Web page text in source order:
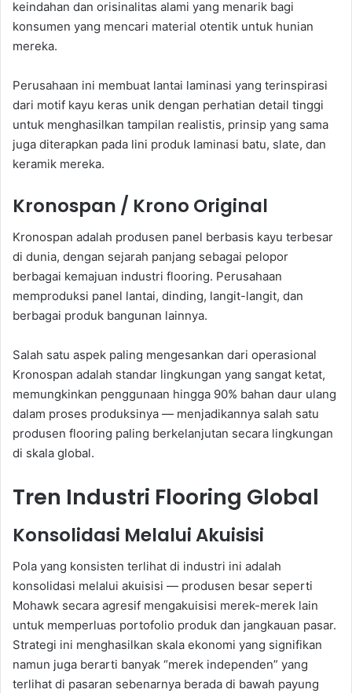
keindahan dan orisinalitas alami yang menarik bagi
konsumen yang mencari material otentik untuk hunian
mereka.
Perusahaan ini membuat lantai laminasi yang terinspirasi
dari motif kayu keras unik dengan perhatian detail tinggi
untuk menghasilkan tampilan realistis, prinsip yang sama
juga diterapkan pada lini produk laminasi batu, slate, dan
keramik mereka.
Kronospan / Krono Original
Kronospan adalah produsen panel berbasis kayu terbesar
di dunia, dengan sejarah panjang sebagai pelopor
berbagai kemajuan industri flooring. Perusahaan
memproduksi panel lantai, dinding, langit-langit, dan
berbagai produk bangunan lainnya.
Salah satu aspek paling mengesankan dari operasional
Kronospan adalah standar lingkungan yang sangat ketat,
memungkinkan penggunaan hingga 90% bahan daur ulang
dalam proses produksinya — menjadikannya salah satu
produsen flooring paling berkelanjutan secara lingkungan
di skala global.
Tren Industri Flooring Global
Konsolidasi Melalui Akuisisi
Pola yang konsisten terlihat di industri ini adalah
konsolidasi melalui akuisisi — produsen besar seperti
Mohawk secara agresif mengakuisisi merek-merek lain
untuk memperluas portofolio produk dan jangkauan pasar.
Strategi ini menghasilkan skala ekonomi yang signifikan
namun juga berarti banyak “merek independen” yang
terlihat di pasaran sebenarnya berada di bawah payung